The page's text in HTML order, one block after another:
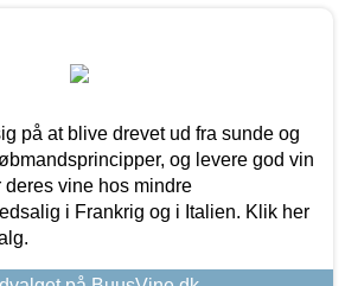
på at blive drevet ud fra sunde og
og levere god vin
vine hos mindre
i Frankrig og i Italien. Klik her